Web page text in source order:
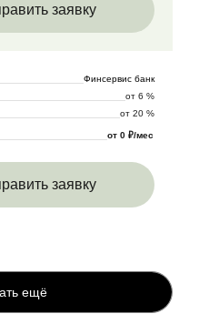
заявку
Финсервис банк
от 6 %
от 20 %
от 0 ₽/мес
заявку
ещё